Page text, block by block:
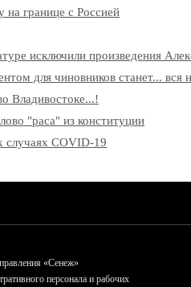
на границе с Россией
исключили произведения
для чиновников станет... вся
Владивостоке...!
"раса" из конституции
случаях COVID-19
«Сенеж»
персонала и рабочих